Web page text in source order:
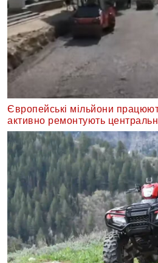
Європейські мільйони
активно ремонтують